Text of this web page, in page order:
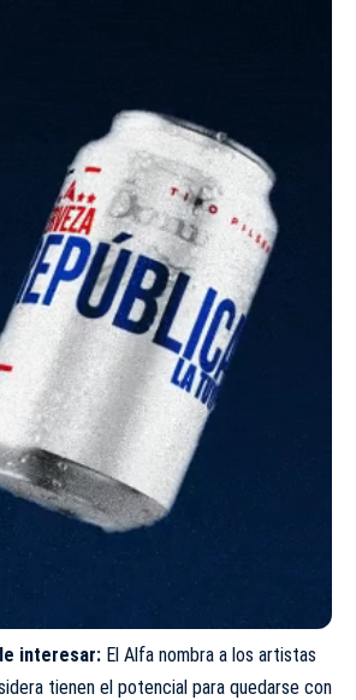
interesar: El Alfa nombra a los artistas
tienen el potencial para quedarse con